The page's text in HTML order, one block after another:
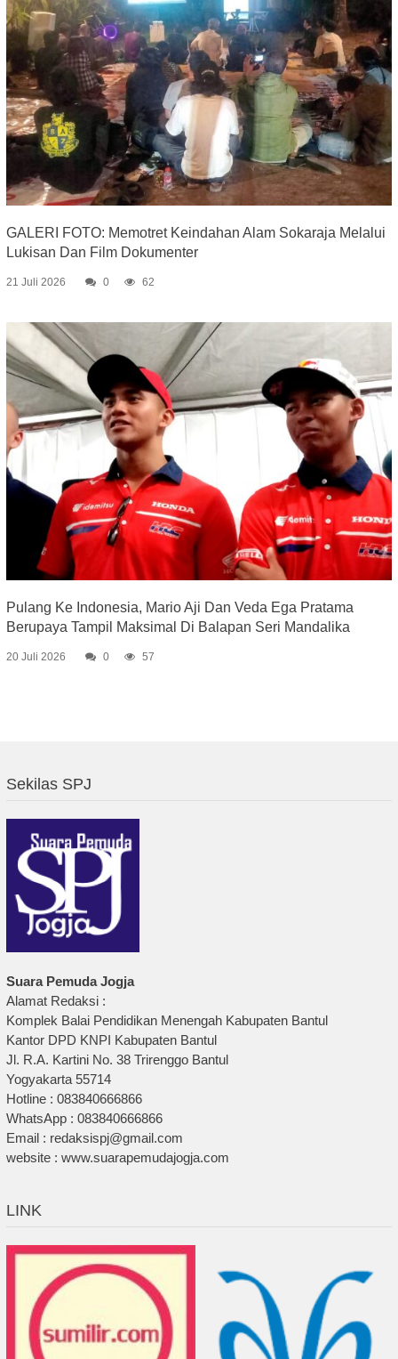
GALERI FOTO: Memotret Keindahan Alam Sokaraja Melalui
Lukisan Dan Film Dokumenter
21 Juli 2026 0 62
Pulang Ke Indonesia, Mario Aji Dan Veda Ega Pratama
Berupaya Tampil Maksimal Di Balapan Seri Mandalika
20 Juli 2026 0 57
Sekilas SPJ
Suara Pemuda Jogja
Alamat Redaksi :
Komplek Balai Pendidikan Menengah Kabupaten Bantul
Kantor DPD KNPI Kabupaten Bantul
Jl. R.A. Kartini No. 38 Trirenggo Bantul
Yogyakarta 55714
Hotline : 083840666866
WhatsApp : 083840666866
Email : redaksispj@gmail.com
website : www.suarapemudajogja.com
LINK